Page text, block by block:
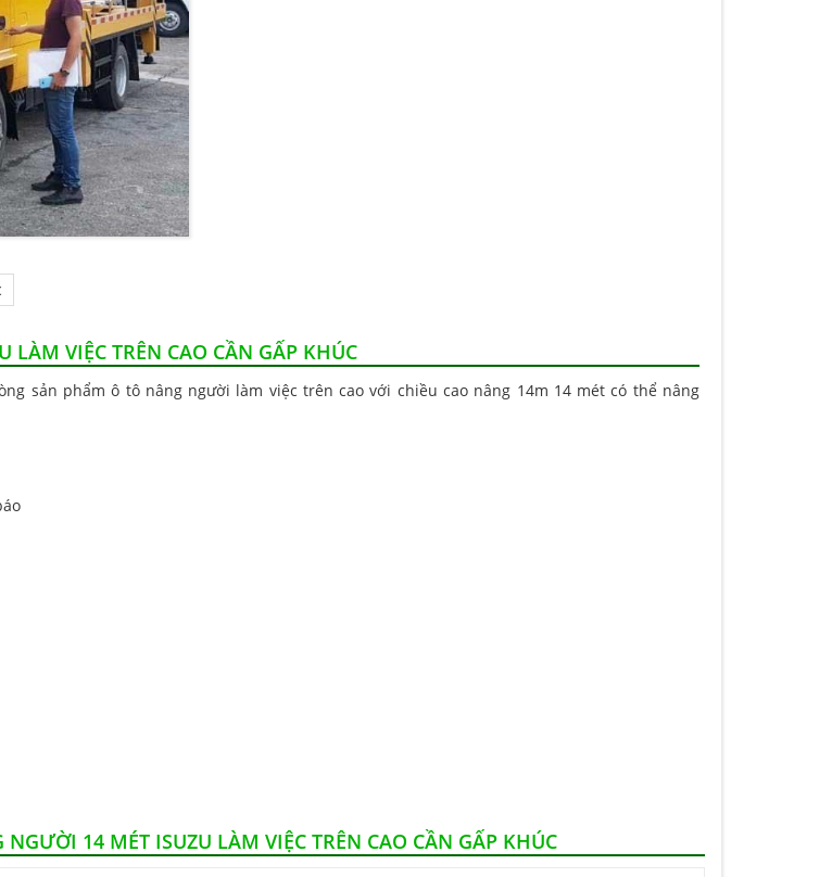
LÀM VIỆC TRÊN CAO CẦN GẤP KHÚC
sản phẩm ô tô nâng người làm việc trên cao với chiều cao nâng 14m 14 mét có thể nâng
14 MÉT ISUZU LÀM VIỆC TRÊN CAO CẦN GẤP KHÚC